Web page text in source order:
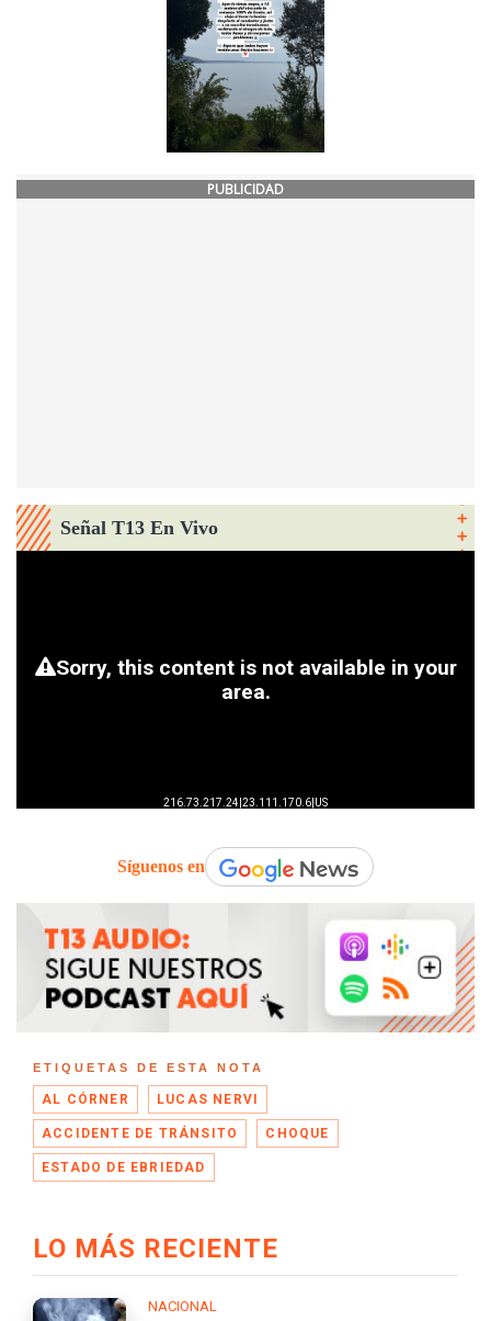
PUBLICIDAD
Señal T13 En Vivo
Síguenos en
ETIQUETAS DE ESTA NOTA
AL CÓRNER LUCAS NERVI
ACCIDENTE DE TRÁNSITO CHOQUE
ESTADO DE EBRIEDAD
LO MÁS RECIENTE
NACIONAL